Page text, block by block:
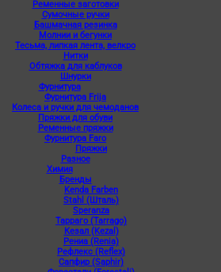
Ременные заготовки
Сумочные ручки
Башмачная резинка
Молнии и бегунки
Тесьма, липкая лента, велкро
Нитки
Обтяжка для каблуков
Шнурки
Фурнитура
Фурнитура Frija
Колеса и ручки для чемоданов
Пряжки для обуви
Ременные пряжки
Фурнитура Faro
Пряжки
Разное
Химия
Бренды
Kenda Farben
Stahl (Шталь)
Speranza
Тарраго (Tarrago)
Кезал (Kezal)
Рениа (Renia)
Рефлекс (Reflex)
Сапфир (Saphir)